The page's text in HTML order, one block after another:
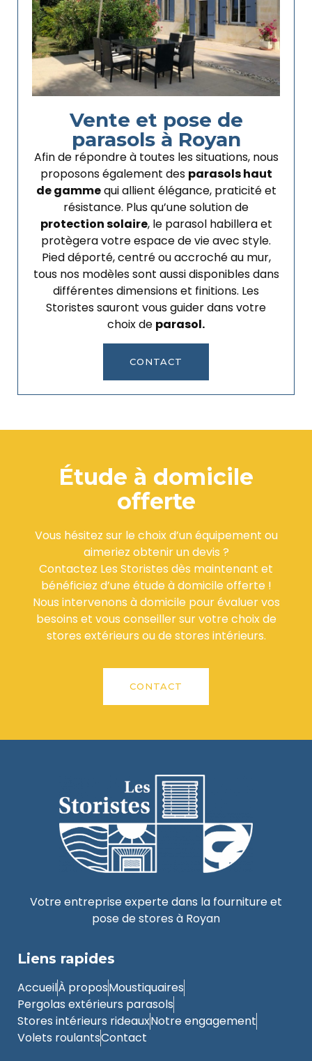
Vente et pose de
parasols à Royan
Afin de répondre à toutes les situations, nous
proposons également des parasols haut
de gammequi allient élégance, praticité et
résistance. Plus qu’une solution de
protection solaire, le parasol habillera et
protègera votre espace de vie avec style.
Pied déporté, centré ou accroché au mur,
tous nos modèles sont aussi disponibles dans
différentes dimensions et finitions. Les
Storistes sauront vous guider dans votre
choix de parasol.
CONTACT
Étude à domicile
offerte
Vous hésitez sur le choix d’un équipement ou
aimeriez obtenir un devis ?
Contactez Les Storistes dès maintenant et
bénéficiez d’une étude à domicile offerte !
Nous intervenons à domicile pour évaluer vos
besoins et vous conseiller sur votre choix de
stores extérieurs ou de stores intérieurs.
CONTACT
Votre entreprise experte dans la fourniture et
pose de stores à Royan
Liens rapides
AccueilÀ proposMoustiquaires
Pergolas extérieurs parasols
Stores intérieurs rideauxNotre engagement
Volets roulantsContact